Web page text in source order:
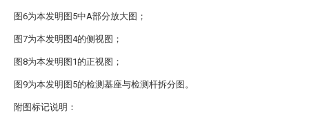
图6为本发明图5中A部分放大图；
图7为本发明图4的侧视图；
图8为本发明图1的正视图；
图9为本发明图5的检测基座与检测杆拆分图。
附图标记说明：